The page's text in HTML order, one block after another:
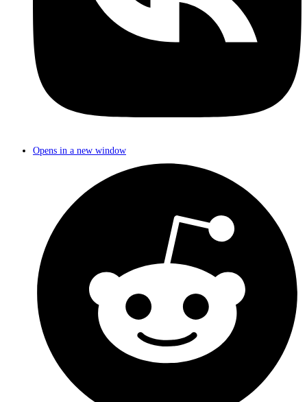
Opens in a new window